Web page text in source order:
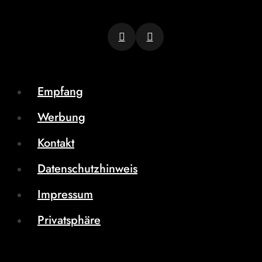
Empfang
Werbung
Kontakt
Datenschutzhinweis
Impressum
Privatsphäre